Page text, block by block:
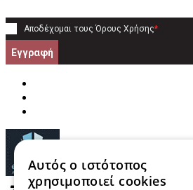
Αποδέχομαι τους Όρους Χρήσης*
Εγγραφή
Αυτός ο ιστότοπος
χρησιμοποιεί cookies